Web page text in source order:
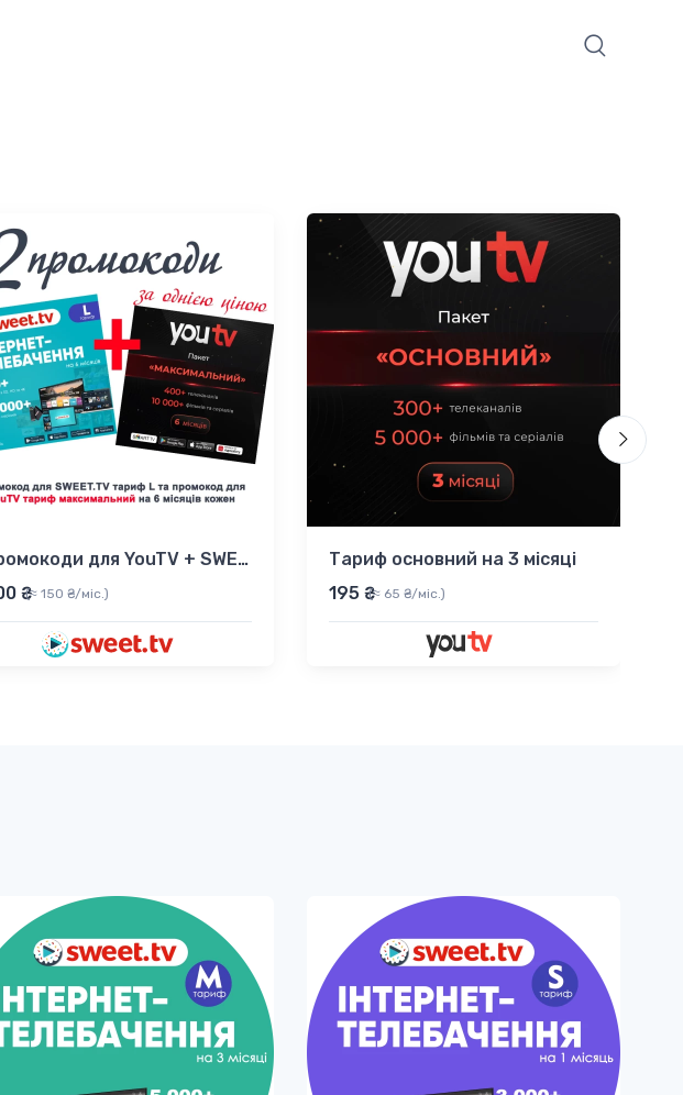
Промокоди для YouTV + SWEET.TV на 6 місяців
₴ (≈ 150 ₴/міс.)
Тариф основний на 3 місяці
195 ₴ (≈ 65 ₴/міс.)